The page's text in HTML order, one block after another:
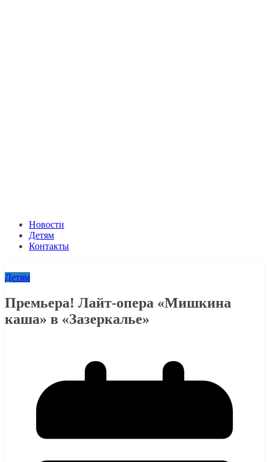
Новости
Детям
Контакты
Детям
Премьера! Лайт-опера «Мишкина
каша» в «Зазеркалье»